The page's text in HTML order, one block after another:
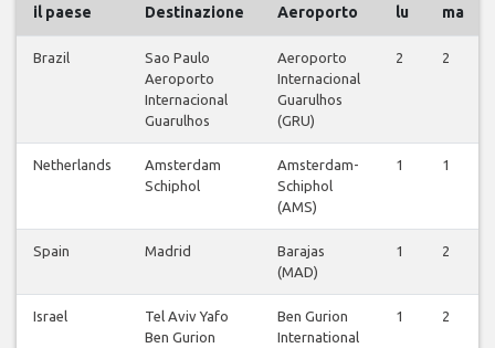
il paese Destinazione Aeroporto lu ma
Brazil
Sao Paulo
Aeroporto
Internacional
Guarulhos
Aeroporto
Internacional
Guarulhos
(GRU)
2 2
Netherlands
Amsterdam
Schiphol
Amsterdam-
Schiphol
(AMS)
1 1
Spain Madrid
Barajas
(MAD)
1 2
Israel
Tel Aviv Yafo
Ben Gurion
Ben Gurion
International
1 2